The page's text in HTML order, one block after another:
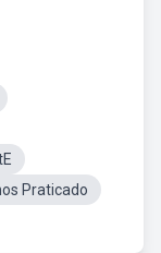
Praticado